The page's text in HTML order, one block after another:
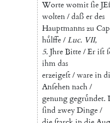
Wortewomitſie
wolten/daß erdes
Hauptmannszu
huͤlffe/Luc. VII,
5.JhreBitte/Eriſt
ihmdas
erzeigeſt/warein
Anſehennach/
genunggegruͤndet.
ſind zweyDinge/